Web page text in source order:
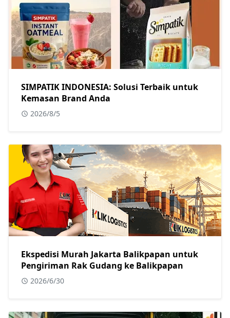
SIMPATIK INDONESIA: Solusi Terbaik untuk
Kemasan Brand Anda
2026/8/5
Ekspedisi Murah Jakarta Balikpapan untuk
Pengiriman Rak Gudang ke Balikpapan
2026/6/30